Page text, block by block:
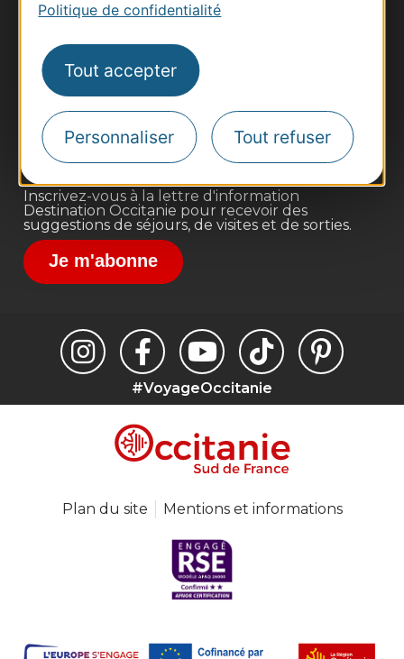
Politique de confidentialité
Tout accepter
Personnaliser Tout refuser
Business/Mice
Pros d'Occitanie
Site presse et d'influence
Voyagistes
Destination Sport
Inscrivez-vous à la lettre d'information
Destination Occitanie pour recevoir des
suggestions de séjours, de visites et de sorties.
Je m'abonne
#VoyageOccitanie
Plan du site Mentions et informations